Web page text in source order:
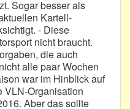
Sogar besser als
Kartell-
- Diese
nicht braucht.
die auch
alle paar Wochen
war im Hinblick auf
VLN-Organisation
Aber das sollte